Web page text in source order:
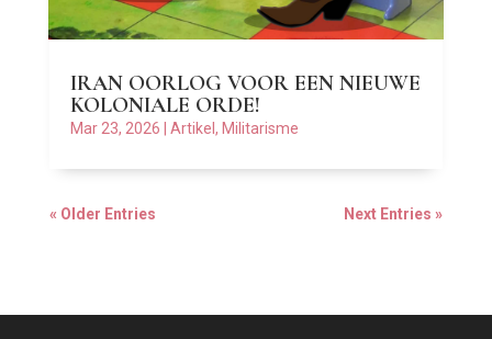
IRAN OORLOG VOOR EEN NIEUWE
KOLONIALE ORDE!
Mar 23, 2026 Artikel , Militarisme
« Older Entries Next Entries »